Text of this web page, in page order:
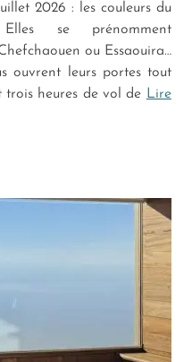
2026 : les couleurs du
se prénomment
ou Essaouira…
ouvrent leurs portes tout
trois heures de vol de Lire